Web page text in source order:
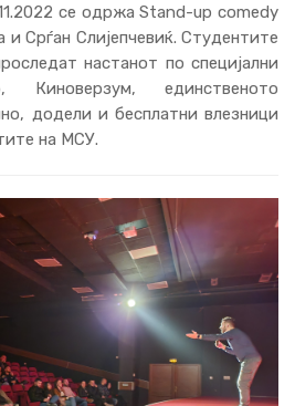
се одржа Stand-up comedy
Срѓан Слијепчевиќ. Студентите
настанот по специјални
Киноверзум, единственото
додели и бесплатни влезници
на МСУ.